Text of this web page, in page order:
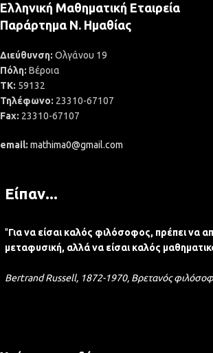
Ελληνική Μαθηματική Εταιρεία
Παράρτημα Ν. Ημαθίας
Διεύθυνση: Ολγάνου 19
Πόλη: Βέροια
ΤΚ: 59132
Τηλέφωνο: 23310-67107
Fax: 23310-67107
email: mathima0@gmail.com
Είπαν...
"Για να είσαι καλός φιλόσοφος, πρέπει να
μεταφυσική, αλλά να είσαι καλός
Bertrand Russell, 1872-1970, Βρετανός